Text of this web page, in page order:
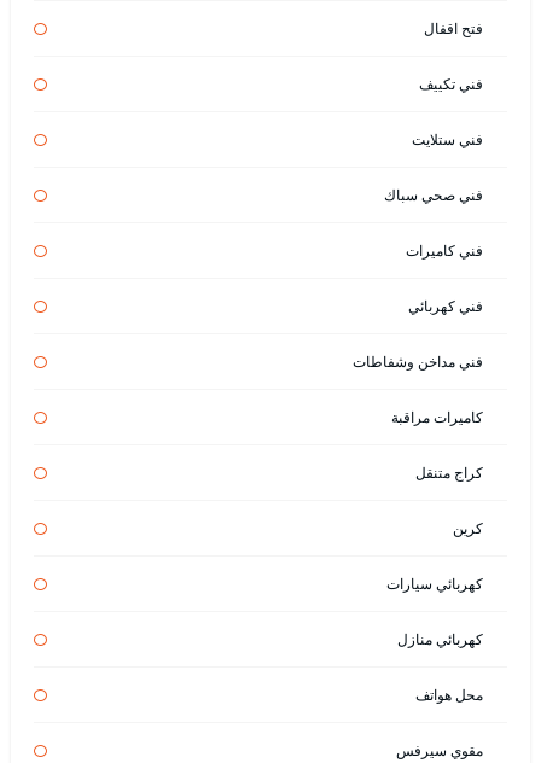
فتح اقفال
فني تكييف
فني ستلايت
فني صحي سباك
فني كاميرات
فني كهربائي
فني مداخن وشفاطات
كاميرات مراقبة
كراج متنقل
كرين
كهربائي سيارات
كهربائي منازل
محل هواتف
مقوي سيرفس